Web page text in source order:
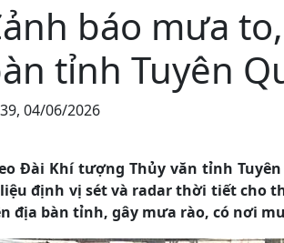
báo mưa
tỉnh Tuyên
04/06/2026
Đài Khí tượng Thủy văn tỉnh
định vị sét và radar thời tiết cho
địa bàn tỉnh, gây mưa rào, có nơi